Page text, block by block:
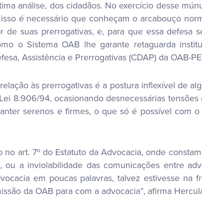
análise, dos cidadãos. No exercício desse
é necessário que conheçam o arcabouço
suas prerrogativas, e, para que essa defesa
o Sistema OAB lhe garante retaguarda
Assistência e Prerrogativas (CDAP) da OAB-
às prerrogativas é a postura inflexível de
8.906/94, ocasionando desnecessárias
serenos e firmes, o que só é possível com
art. 7º do Estatuto da Advocacia, onde
a inviolabilidade das comunicações entre
em poucas palavras, talvez estivesse na
da OAB para com a advocacia”, afirma